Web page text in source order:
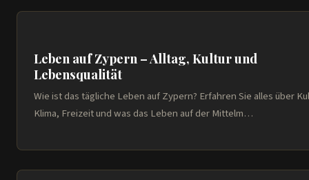
Leben auf Zypern – Alltag, Kultur und
Lebensqualität
Wie ist das tägliche Leben auf Zypern? Erfahren Sie alles über
Klima, Freizeit und was das Leben auf der Mittelm…